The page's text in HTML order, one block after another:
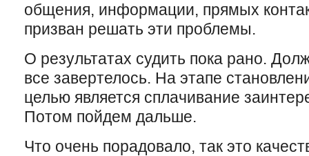
общения, информации, прямых
призван решать эти проблемы.
О результатах судить пока рано.
все завертелось. На этапе
целью является сплачивание
Потом пойдем дальше.
Что очень порадовало, так это